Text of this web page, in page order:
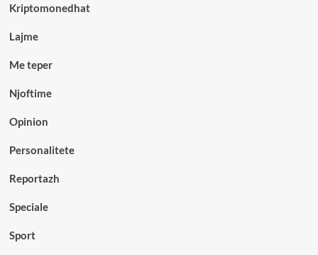
Kriptomonedhat
Lajme
Me teper
Njoftime
Opinion
Personalitete
Reportazh
Speciale
Sport